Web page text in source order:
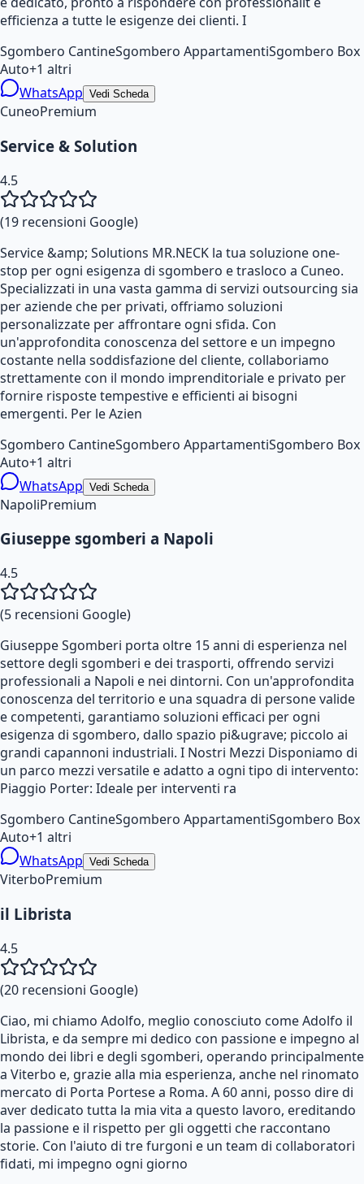
efficienza a tutte le esigenze dei clienti. I
Sgombero CantineSgombero AppartamentiSgombero Box
Auto+1 altri
WhatsApp Vedi Scheda
CuneoPremium
Service & Solution
4.5
(19 recensioni Google)
Service &amp; Solutions MR.NECK la tua soluzione one-
stop per ogni esigenza di sgombero e trasloco a Cuneo.
Specializzati in una vasta gamma di servizi outsourcing sia
per aziende che per privati, offriamo soluzioni
personalizzate per affrontare ogni sfida. Con
un'approfondita conoscenza del settore e un impegno
costante nella soddisfazione del cliente, collaboriamo
strettamente con il mondo imprenditoriale e privato per
fornire risposte tempestive e efficienti ai bisogni
emergenti. Per le Azien
Sgombero CantineSgombero AppartamentiSgombero Box
Auto+1 altri
WhatsApp Vedi Scheda
NapoliPremium
Giuseppe sgomberi a Napoli
4.5
(5 recensioni Google)
Giuseppe Sgomberi porta oltre 15 anni di esperienza nel
settore degli sgomberi e dei trasporti, offrendo servizi
professionali a Napoli e nei dintorni. Con un'approfondita
conoscenza del territorio e una squadra di persone valide
e competenti, garantiamo soluzioni efficaci per ogni
esigenza di sgombero, dallo spazio pi&ugrave; piccolo ai
grandi capannoni industriali. I Nostri Mezzi Disponiamo di
un parco mezzi versatile e adatto a ogni tipo di intervento:
Piaggio Porter: Ideale per interventi ra
Sgombero CantineSgombero AppartamentiSgombero Box
Auto+1 altri
WhatsApp Vedi Scheda
ViterboPremium
il Librista
4.5
(20 recensioni Google)
Ciao, mi chiamo Adolfo, meglio conosciuto come Adolfo il
Librista, e da sempre mi dedico con passione e impegno al
mondo dei libri e degli sgomberi, operando principalmente
a Viterbo e, grazie alla mia esperienza, anche nel rinomato
mercato di Porta Portese a Roma. A 60 anni, posso dire di
aver dedicato tutta la mia vita a questo lavoro, ereditando
la passione e il rispetto per gli oggetti che raccontano
storie. Con l'aiuto di tre furgoni e un team di collaboratori
fidati, mi impegno ogni giorno